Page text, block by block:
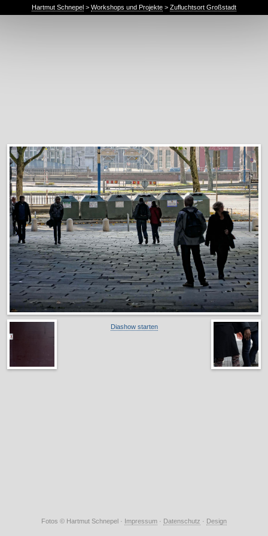
Hartmut Schnepel > Workshops und Projekte > Zufluchtsort Großstadt
Diashow starten
Fotos © Hartmut Schnepel · Impressum · Datenschutz · Design